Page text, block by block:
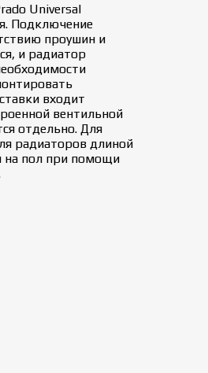
Universal
Подключение
проушин и
и радиатор
входит
вентильной
отдельно. Для
радиаторов длиной
на пол при помощи